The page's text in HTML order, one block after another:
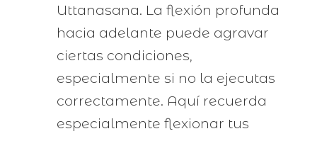
Uttanasana. La flexión profunda
hacia adelante puede agravar
ciertas condiciones,
especialmente si no la ejecutas
correctamente. Aquí recuerda
especialmente flexionar tus